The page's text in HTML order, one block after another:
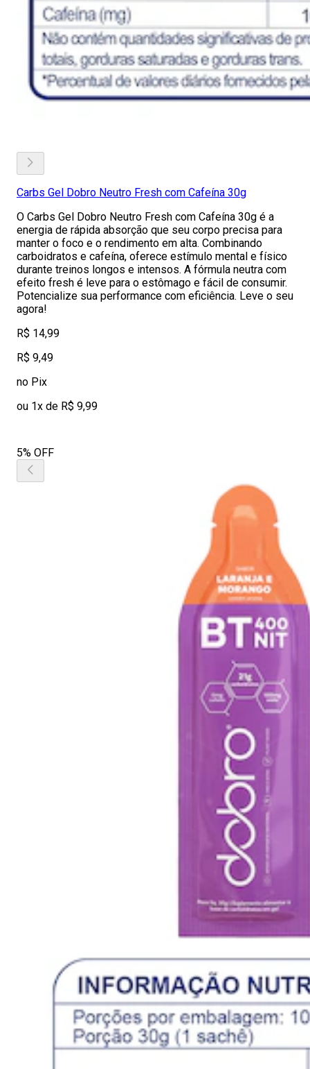
Carbs Gel Dobro Neutro Fresh com Cafeína 30g
O Carbs Gel Dobro Neutro Fresh com Cafeína 30g é a
energia de rápida absorção que seu corpo precisa para
manter o foco e o rendimento em alta. Combinando
carboidratos e cafeína, oferece estímulo mental e físico
durante treinos longos e intensos. A fórmula neutra com
efeito fresh é leve para o estômago e fácil de consumir.
Potencialize sua performance com eficiência. Leve o seu
agora!
R$ 14,99
R$ 9,49
no Pix
ou 1x de R$ 9,99
5% OFF